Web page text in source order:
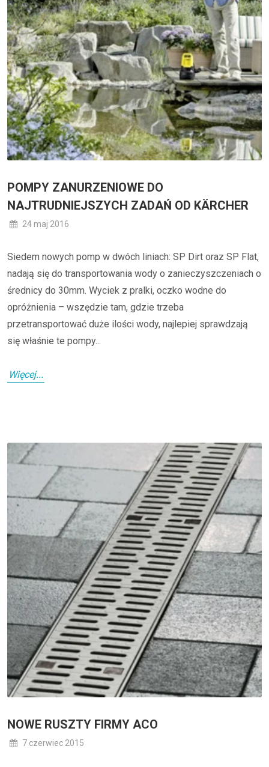
POMPY ZANURZENIOWE DO
NAJTRUDNIEJSZYCH ZADAŃ OD KÄRCHER
24 maj 2016
Siedem nowych pomp w dwóch liniach: SP Dirt oraz SP Flat,
nadają się do transportowania wody o zanieczyszczeniach o
średnicy do 30mm. Wyciek z pralki, oczko wodne do
opróżnienia – wszędzie tam, gdzie trzeba
przetransportować duże ilości wody, najlepiej sprawdzają
się właśnie te pompy...
Więcej...
NOWE RUSZTY FIRMY ACO
7 czerwiec 2015